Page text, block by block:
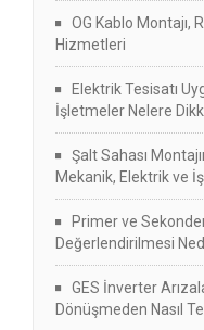
OG Kablo Montajı,
Hizmetleri
Elektrik Tesisatı
İşletmeler Nelere
Şalt Sahası
Mekanik, Elektrik ve
Primer ve
Değerlendirilmesi
GES İnverter
Dönüşmeden Nasıl